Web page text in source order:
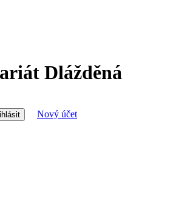
Dlážděná
Nový účet